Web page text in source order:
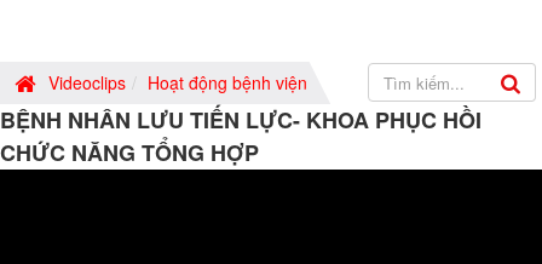
Videoclips Hoạt động bệnh viện
BỆNH NHÂN LƯU TIẾN LỰC- KHOA PHỤC HỒI
CHỨC NĂNG TỔNG HỢP